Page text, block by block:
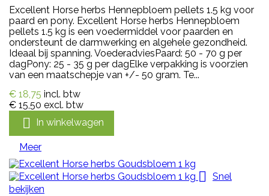
Excellent Horse herbs Hennepbloem pellets 1.5 kg voor
paard en pony. Excellent Horse herbs Hennepbloem
pellets 1.5 kg is een voedermiddel voor paarden en
ondersteunt de darmwerking en algehele gezondheid.
Ideaal bij spanning. VoederadviesPaard: 50 - 70 g per
dagPony: 25 - 35 g per dagElke verpakking is voorzien
van een maatschepje van +/- 50 gram. Te...
€ 18,75 incl. btw
€ 15,50 excl. btw
 In winkelwagen
Meer

Snel
bekijken